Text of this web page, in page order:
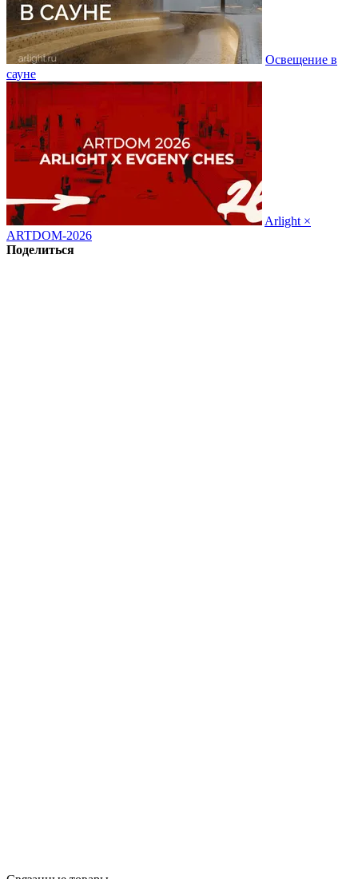
Освещение в
сауне
Arlight ×
ARTDOM-2026
Поделиться